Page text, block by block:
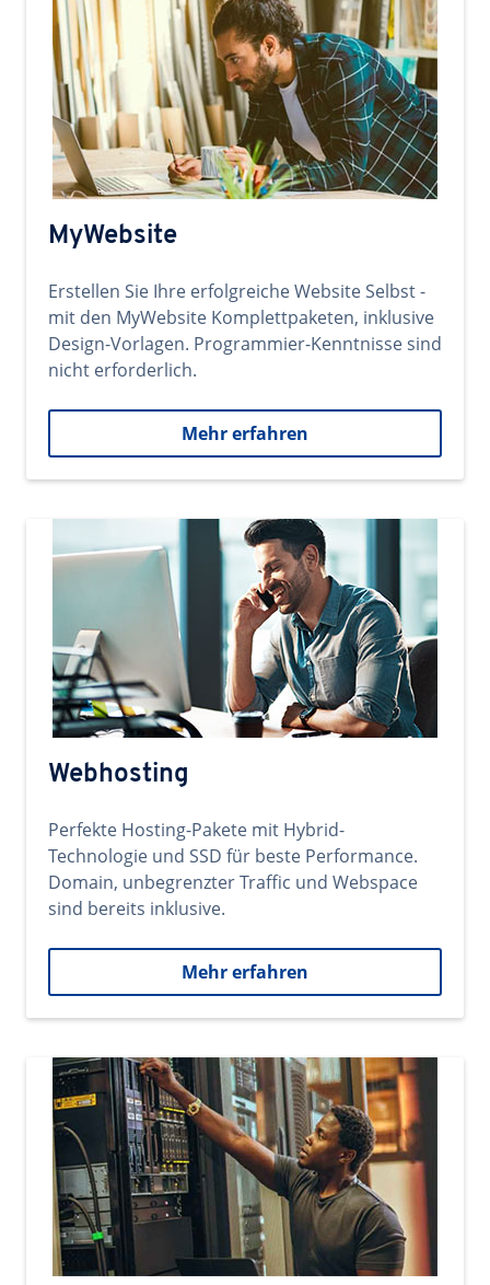
MyWebsite
Erstellen Sie Ihre erfolgreiche Website Selbst -
mit den MyWebsite Komplettpaketen, inklusive
Design-Vorlagen. Programmier-Kenntnisse sind
nicht erforderlich.
Mehr erfahren
Webhosting
Perfekte Hosting-Pakete mit Hybrid-
Technologie und SSD für beste Performance.
Domain, unbegrenzter Traffic und Webspace
sind bereits inklusive.
Mehr erfahren